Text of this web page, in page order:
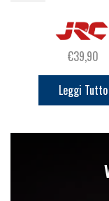
€39,90
Leggi Tutto